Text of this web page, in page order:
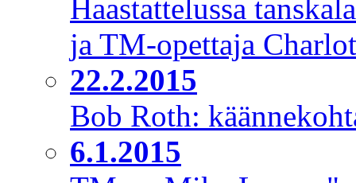
Haastattelussa
ja TM-opettaja
22.2.2015
Bob Roth:
6.1.2015